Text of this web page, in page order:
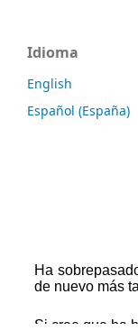
Idioma
English
Español (España)